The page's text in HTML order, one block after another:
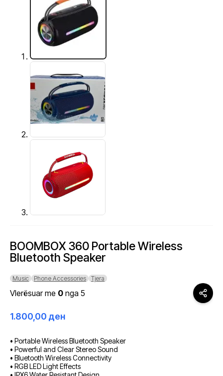
BOOMBOX 360 Portable Wireless
Bluetooth Speaker
Music Phone Accessories Tjera
Vlerësuar me 0 nga 5
1.800,00 ден
• Portable Wireless Bluetooth Speaker
• Powerful and Clear Stereo Sound
• Bluetooth Wireless Connectivity
• RGB LED Light Effects